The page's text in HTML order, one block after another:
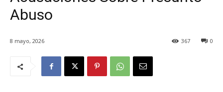
Abuso
8 mayo, 2026 0
367